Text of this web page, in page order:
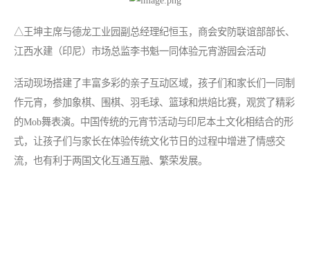
△王坤主席与德龙工业园副总经理纪恒玉，商会安防联谊部部长、
江西水建（印尼）市场总监李书魁一同体验元宵游园会活动
活动现场搭建了丰富多彩的亲子互动区域，孩子们和家长们一同制
作元宵，参加象棋、围棋、羽毛球、篮球和烘焙比赛，观赏了精彩
的Mob舞表演。中国传统的元宵节活动与印尼本土文化相结合的形
式，让孩子们与家长在体验传统文化节日的过程中增进了情感交
流，也有利于两国文化互通互融、繁荣发展。